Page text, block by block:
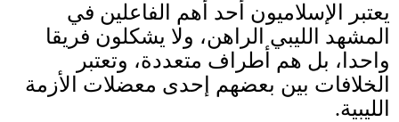
يعتبر الإسلاميون أحد أهم الفاعلين في
المشهد الليبي الراهن، ولا يشكلون فريقا
واحدا، بل هم أطراف متعددة، وتعتبر
الخلافات بين بعضهم إحدى معضلات الأزمة
الليبية.